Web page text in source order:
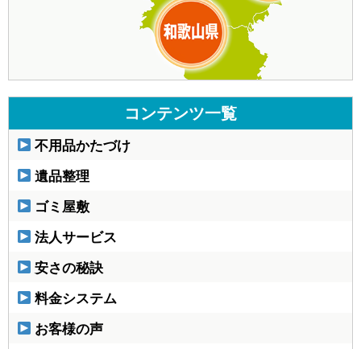
コンテンツ一覧
不用品かたづけ
遺品整理
ゴミ屋敷
法人サービス
安さの秘訣
料金システム
お客様の声